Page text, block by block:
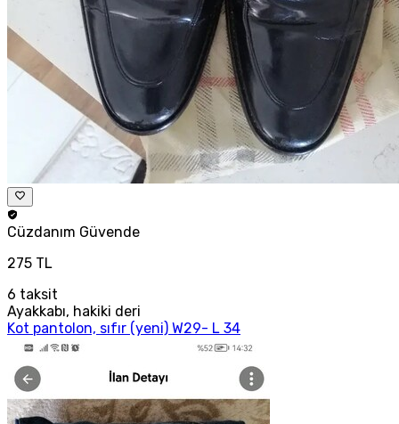
Cüzdanım Güvende
275 TL
6 taksit
Ayakkabı, hakiki deri
Kot pantolon, sıfır (yeni) W29- L 34